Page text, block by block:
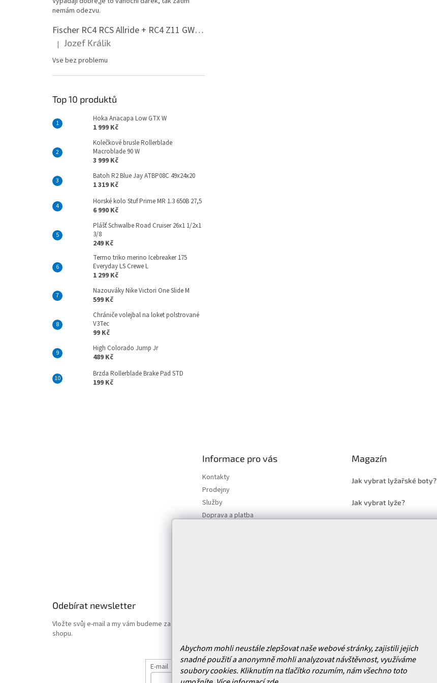
Abychom mohli neustále zlepšovat naše webové stránky, zajistili jejich
snadné použití a anonymně mohli analyzovat návštěvnost, využíváme
soubory cookies. Kliknutím na tlačítko rozumím, nám všechno toto
nemám odezvu.
Fischer RC4 RCS Allride + RC4 Z11 GW PR
Hodnocení produktu je 5 z 5 hvězdiček.
| Jozef Králik
Vse bez problemu
Top 10 produktů
Hoka Anacapa Low GTX W
1 999 Kč
Kolečkové brusle Rollerblade
Macroblade 90 W
3 999 Kč
Batoh R2 Blue Jay ATBP08C 49x24x20
1 319 Kč
Horské kolo Stuf Prime MR 1.3 650B 27,5
6 990 Kč
Plášť Schwalbe Road Cruiser 26x1 1/2x1
3/8
249 Kč
Termo triko merino Icebreaker 175
Everyday LS Crewe L
1 299 Kč
Nazouváky Nike Victori One Slide M
599 Kč
Chrániče volejbal na loket polstrované
V3Tec
99 Kč
High Colorado Jump Jr
489 Kč
Brzda Rollerblade Brake Pad STD
199 Kč
Informace pro vás
Kontakty
Prodejny
Služby
Doprava a platba
Magazín
Jak vybrat lyžařské boty?
Jak vybrat lyže?
Odebírat newsletter
Vložte svůj e-mail a my vám budeme zasílat informace o nových produktech na našem e-
shopu.
E-mail